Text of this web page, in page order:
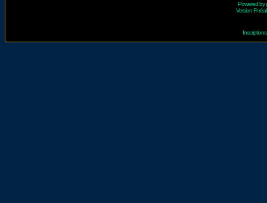
Powered by
Version Fr